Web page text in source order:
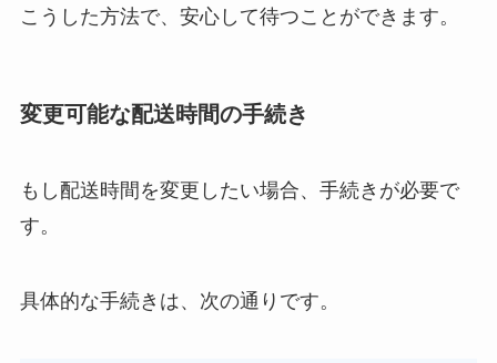
こうした方法で、安心して待つことができます。
変更可能な配送時間の手続き
もし配送時間を変更したい場合、手続きが必要で
す。
具体的な手続きは、次の通りです。